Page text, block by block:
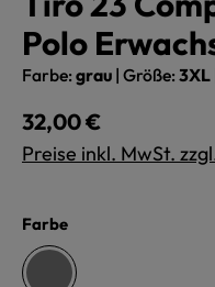
Polo
Farbe: grau | Größe: 3XL
Regulärer Preis:
32,00 €
Preise inkl. MwSt.
Farbeauswählen